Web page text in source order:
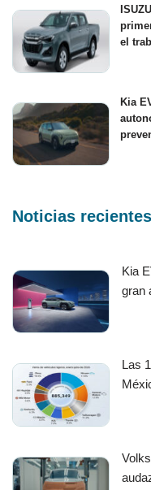
el
Kia
Noticias
Kia
gran
Las